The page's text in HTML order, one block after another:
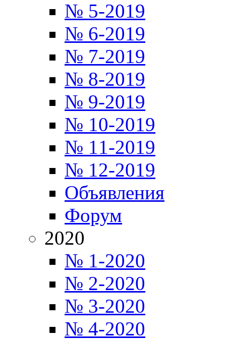
№ 5-2019
№ 6-2019
№ 7-2019
№ 8-2019
№ 9-2019
№ 10-2019
№ 11-2019
№ 12-2019
Объявления
Форум
2020
№ 1-2020
№ 2-2020
№ 3-2020
№ 4-2020